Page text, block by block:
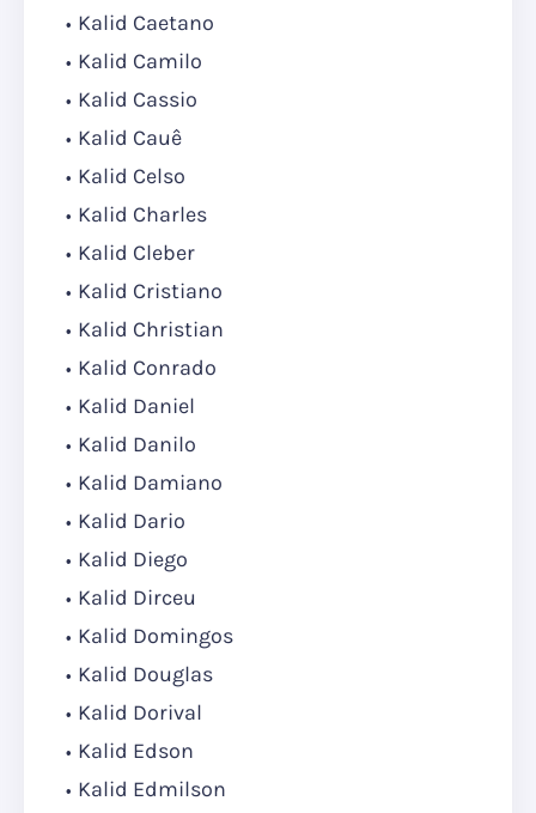
Kalid Caetano
Kalid Camilo
Kalid Cassio
Kalid Cauê
Kalid Celso
Kalid Charles
Kalid Cleber
Kalid Cristiano
Kalid Christian
Kalid Conrado
Kalid Daniel
Kalid Danilo
Kalid Damiano
Kalid Dario
Kalid Diego
Kalid Dirceu
Kalid Domingos
Kalid Douglas
Kalid Dorival
Kalid Edson
Kalid Edmilson